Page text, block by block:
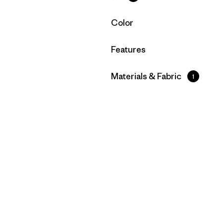
Filtrar por
Color
Filtrar por
Features
Filtrar por
Materials & Fabric 1